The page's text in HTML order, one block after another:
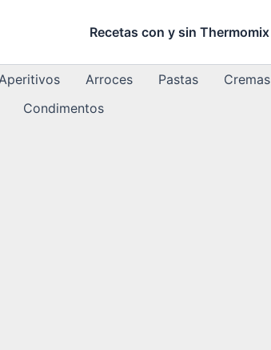
Recetas con y sin Thermomix
Arroces Pastas Cremas
Condimentos